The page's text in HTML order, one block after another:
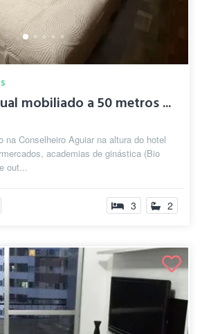
mobiliado a 50 metros ...
na Conselheiro Aguiar na altura do hotel
academias de ginástica (Bio
out...
3 2